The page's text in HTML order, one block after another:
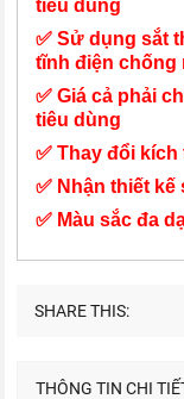
tiêu dùng
✅ Sử dụng sắt
tĩnh điện chống
✅ Giá cả phải
tiêu dùng
✅ Thay đổi
✅ Nhận thiết
✅ Màu sắc đa
SHARE THIS:
THÔNG TIN CHI